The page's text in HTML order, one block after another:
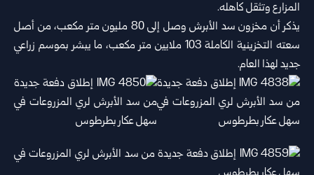
المزارع وتثقل كاهله‎.‎
يذكر أن مخزون سد الأبرش وصل إلى 80 مليون متر مكعب، من أصل
سعته ‏التخزينية الكاملة 103 ملايين متر مكعب، ما يبشر بموسم زراعي
جديد لهذا ‏العام‎.‎